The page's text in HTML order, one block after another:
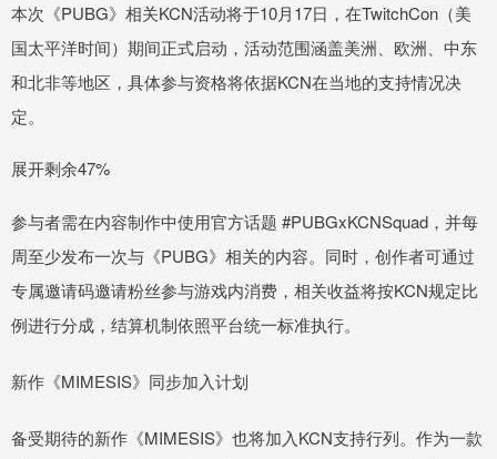
本次《PUBG》相关KCN活动将于10月17日，在TwitchCon（美
国太平洋时间）期间正式启动，活动范围涵盖美洲、欧洲、中东
和北非等地区，具体参与资格将依据KCN在当地的支持情况决
定。
展开剩余47%
参与者需在内容制作中使用官方话题 #PUBGxKCNSquad，并每
周至少发布一次与《PUBG》相关的内容。同时，创作者可通过
专属邀请码邀请粉丝参与游戏内消费，相关收益将按KCN规定比
例进行分成，结算机制依照平台统一标准执行。
新作《MIMESIS》同步加入计划
备受期待的新作《MIMESIS》也将加入KCN支持行列。作为一款